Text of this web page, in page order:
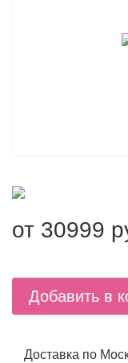
от 30999
Добавить в
Доставка по